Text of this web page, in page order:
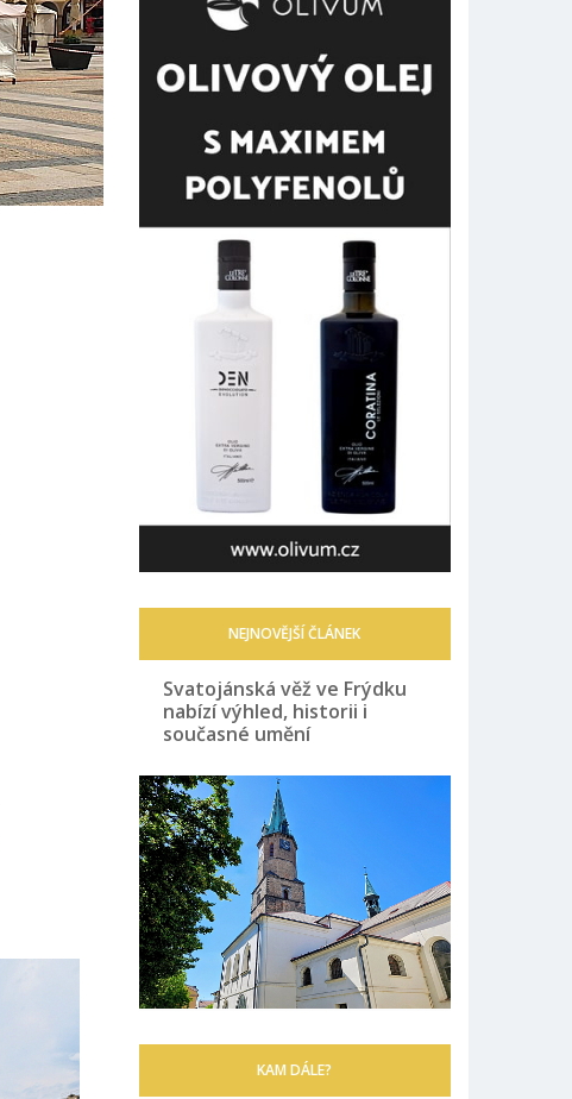
NEJNOVĚJŠÍ ČLÁNEK
Svatojánská věž ve Frýdku
nabízí výhled, historii i
současné umění
KAM DÁLE?